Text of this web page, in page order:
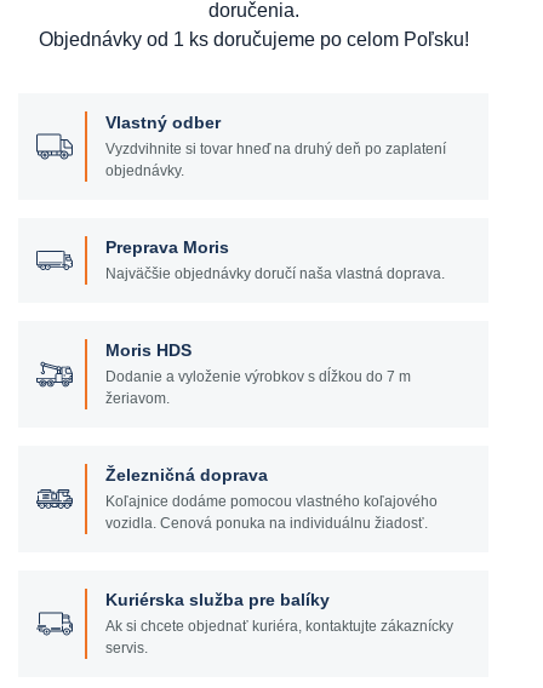
doručenia.
Objednávky od 1 ks doručujeme po celom Poľsku!
Vlastný odber
Vyzdvihnite si tovar hneď na druhý deň po zaplatení
objednávky.
Preprava Moris
Najväčšie objednávky doručí naša vlastná doprava.
Moris HDS
Dodanie a vyloženie výrobkov s dĺžkou do 7 m
žeriavom.
Železničná doprava
Koľajnice dodáme pomocou vlastného koľajového
vozidla. Cenová ponuka na individuálnu žiadosť.
Kuriérska služba pre balíky
Ak si chcete objednať kuriéra, kontaktujte zákaznícky
servis.